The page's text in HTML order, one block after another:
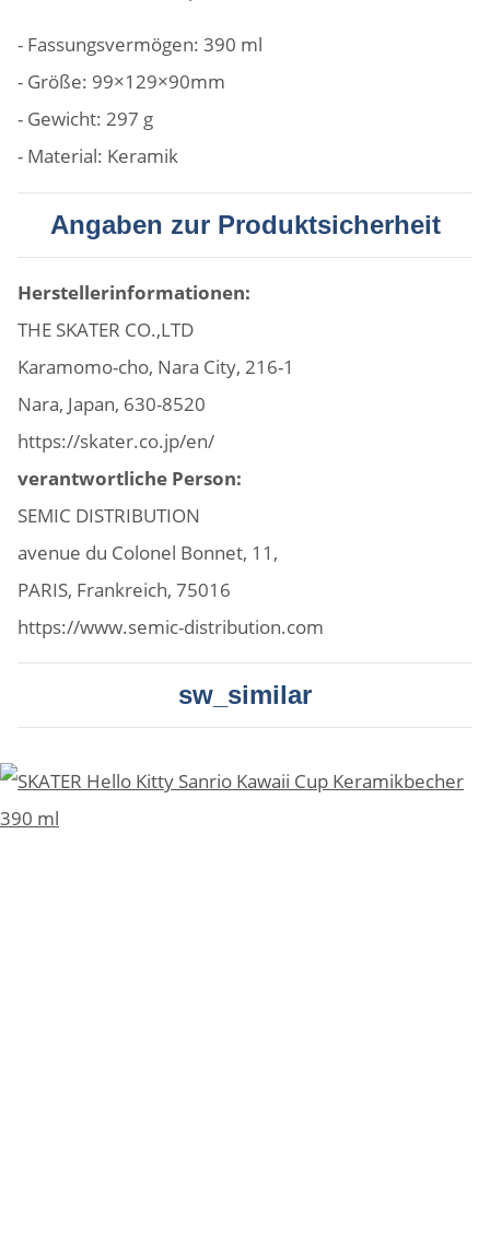
- Fassungsvermögen: 390 ml
- Größe: 99×129×90mm
- Gewicht: 297 g
- Material: Keramik
Angaben zur Produktsicherheit
Herstellerinformationen:
THE SKATER CO.,LTD
Karamomo-cho, Nara City, 216-1
Nara, Japan, 630-8520
https://skater.co.jp/en/
verantwortliche Person:
SEMIC DISTRIBUTION
avenue du Colonel Bonnet, 11,
PARIS, Frankreich, 75016
https://www.semic-distribution.com
sw_similar